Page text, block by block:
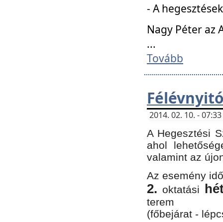
- A
Nagy Péter az
...
Tovább
2014. 02. 10. -
A Hegesztési
ahol
valamint az
Az esemény
2. oktatási
terem
(főbejárat -